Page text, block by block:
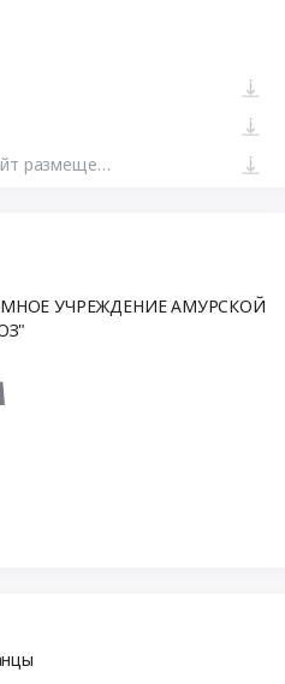
223-ФЗ ЕИС. Ссылка на сайт размещения тендера #801145277414.doc
УЧРЕЖДЕНИЕ АМУРСКОЙ